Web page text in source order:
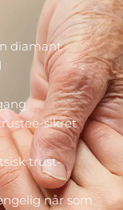
diamant
sikret
trust-
når som